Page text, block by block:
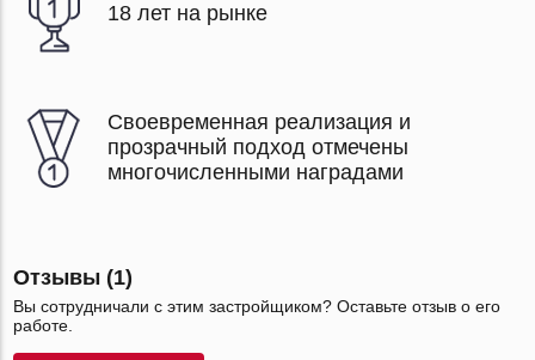
18 лет на рынке
Своевременная реализация и
прозрачный подход отмечены
многочисленными наградами
Отзывы (1)
Вы сотрудничали с этим застройщиком? Оставьте отзыв о его
работе.